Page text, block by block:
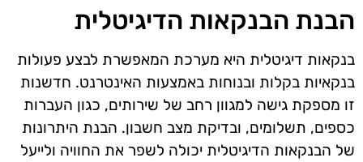
הבנת הבנקאות הדיגיטלית
בנקאות דיגיטלית היא מערכת המאפשרת לבצע פעולות
בנקאיות בקלות ובנוחות באמצעות האינטרנט. חדשנות
זו מספקת גישה למגוון רחב של שירותים, כגון העברות
כספים, תשלומים, ובדיקת מצב חשבון. הבנת היתרונות
של הבנקאות הדיגיטלית יכולה לשפר את החוויה ולייעל